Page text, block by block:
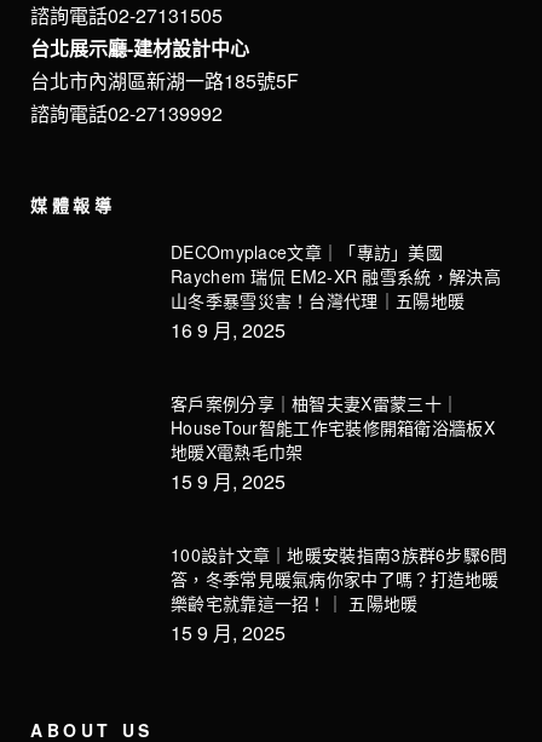
諮詢電話02-27131505
台北展示廳-建材設計中心
台北市內湖區新湖一路185號5F
諮詢電話02-27139992
媒體報導
DECOmyplace文章｜「專訪」美國
Raychem 瑞侃 EM2-XR 融雪系統，解決高
山冬季暴雪災害！台灣代理｜五陽地暖
16 9 月, 2025
客戶案例分享｜柚智夫妻X雷蒙三十｜
HouseTour智能工作宅裝修開箱衛浴牆板X
地暖X電熱毛巾架
15 9 月, 2025
100設計文章｜地暖安裝指南3族群6步驟6問
答，冬季常見暖氣病你家中了嗎？打造地暖
樂齡宅就靠這一招！｜ 五陽地暖
15 9 月, 2025
ABOUT US